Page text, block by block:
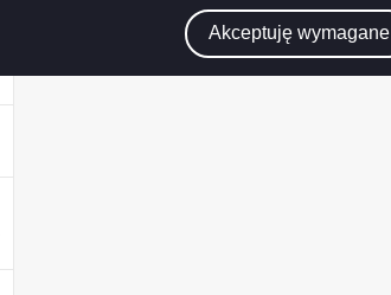
Akceptuję wymagane